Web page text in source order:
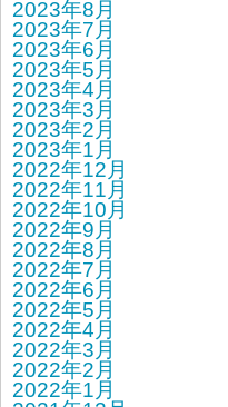
2023年8月
2023年7月
2023年6月
2023年5月
2023年4月
2023年3月
2023年2月
2023年1月
2022年12月
2022年11月
2022年10月
2022年9月
2022年8月
2022年7月
2022年6月
2022年5月
2022年4月
2022年3月
2022年2月
2022年1月